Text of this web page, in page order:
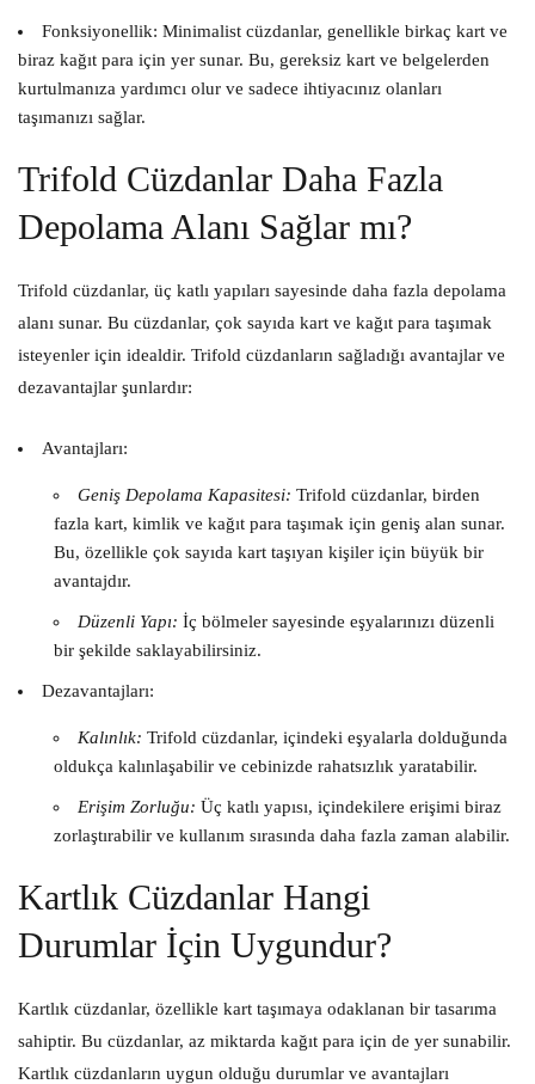
Fonksiyonellik: Minimalist cüzdanlar, genellikle birkaç kart ve
biraz kağıt para için yer sunar. Bu, gereksiz kart ve belgelerden
kurtulmanıza yardımcı olur ve sadece ihtiyacınız olanları
taşımanızı sağlar.
Trifold Cüzdanlar Daha Fazla
Depolama Alanı Sağlar mı?
Trifold cüzdanlar, üç katlı yapıları sayesinde daha fazla depolama
alanı sunar. Bu cüzdanlar, çok sayıda kart ve kağıt para taşımak
isteyenler için idealdir. Trifold cüzdanların sağladığı avantajlar ve
dezavantajlar şunlardır:
Avantajları:
Geniş Depolama Kapasitesi: Trifold cüzdanlar, birden
fazla kart, kimlik ve kağıt para taşımak için geniş alan sunar.
Bu, özellikle çok sayıda kart taşıyan kişiler için büyük bir
avantajdır.
Düzenli Yapı: İç bölmeler sayesinde eşyalarınızı düzenli
bir şekilde saklayabilirsiniz.
Dezavantajları:
Kalınlık: Trifold cüzdanlar, içindeki eşyalarla dolduğunda
oldukça kalınlaşabilir ve cebinizde rahatsızlık yaratabilir.
Erişim Zorluğu: Üç katlı yapısı, içindekilere erişimi biraz
zorlaştırabilir ve kullanım sırasında daha fazla zaman alabilir.
Kartlık Cüzdanlar Hangi
Durumlar İçin Uygundur?
Kartlık cüzdanlar, özellikle kart taşımaya odaklanan bir tasarıma
sahiptir. Bu cüzdanlar, az miktarda kağıt para için de yer sunabilir.
Kartlık cüzdanların uygun olduğu durumlar ve avantajları